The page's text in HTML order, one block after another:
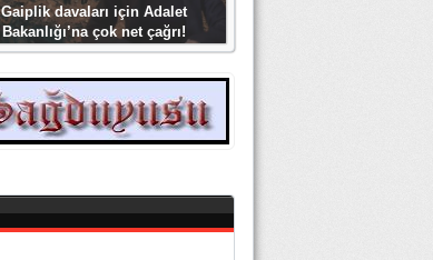
Gaiplik davaları için Adalet
Bakanlığı’na çok net çağrı!